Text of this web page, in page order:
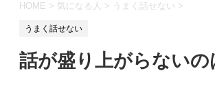
HOME > 気になる人 > うまく話せない >
うまく話せない
話が盛り上がらない